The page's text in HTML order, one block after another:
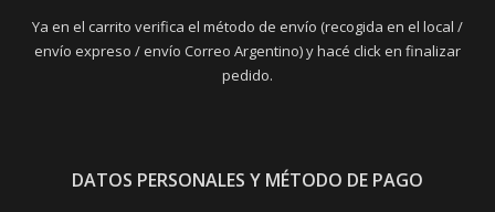
Ya en el carrito verifica el método de envío (recogida en el local /
envío expreso / envío Correo Argentino) y hacé click en finalizar
pedido.
DATOS PERSONALES Y MÉTODO DE PAGO